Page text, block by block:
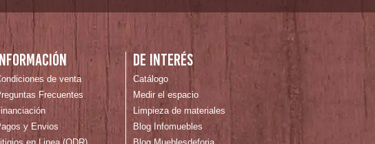
de venta
Frecuentes
y Envios
De interés
Catálogo
Medir el espacio
Limpieza de materiales
Blog Infomuebles